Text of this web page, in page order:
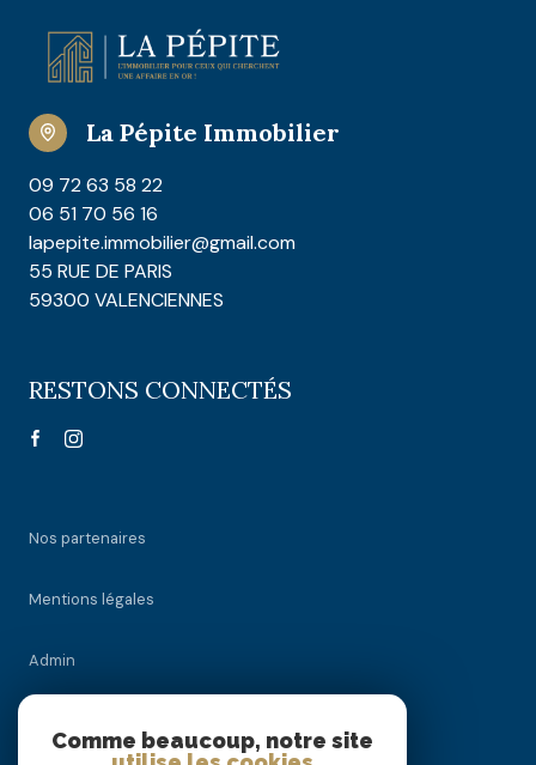
La Pépite Immobilier
09 72 63 58 22
06 51 70 56 16
lapepite.immobilier@gmail.com
55 RUE DE PARIS
59300 VALENCIENNES
RESTONS CONNECTÉS
Nos partenaires
Mentions légales
Admin
Comme beaucoup, notre site